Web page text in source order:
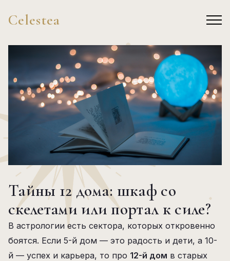
Celestea
Тайны 12 дома: шкаф со
скелетами или портал к силе?
В астрологии есть сектора, которых откровенно
боятся. Если 5-й дом — это радость и дети, а 10-
й — успех и карьера, то про 12-й дом в старых